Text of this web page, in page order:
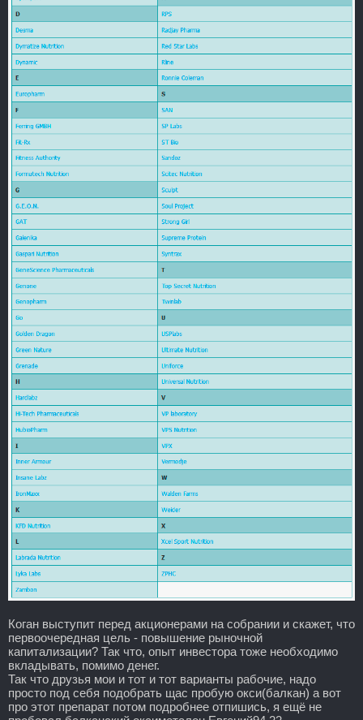
Коган выступит перед акционерами на собрании и скажет, что
первоочередная цель - повышение рыночной
капитализации? Так что, опыт инвестора тоже необходимо
вкладывать, помимо денег.
Так что друзья мои и тот и тот варианты рабочие, надо
просто под себя подобрать щас пробую окси(балкан) а вот
про этот препарат потом подробнее отпишись, я ещё не